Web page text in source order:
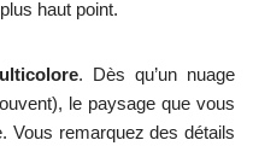
haut point.
. Dès qu’un nuage
le paysage que vous
Vous remarquez des détails